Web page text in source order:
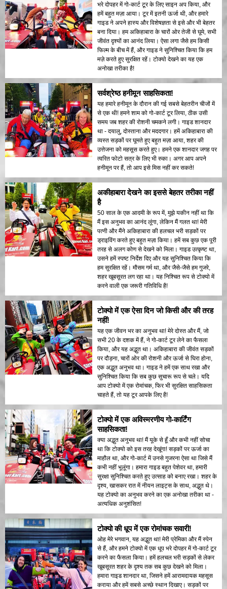
भरे दोपहर में गो-कार्ट टूर के लिए साइन अप किया, और
हमें बहुत मज़ा आया। टूर में इतनी ऊर्जा थी, और हमारे
गाइड ने अपने हास्य और विशेषज्ञता से इसे और भी बेहतर
बना दिया। हम अकिहाबारा के चारों ओर तेजी से घूमे, सभी
जीवंत दृश्यों का आनंद लिया। ऐसा लगा जैसे हम किसी
फिल्म के बीच में हैं, और गाइड ने सुनिश्चित किया कि हम
मज़े करते हुए सुरक्षित रहें। टोक्यो देखने का यह एक
अनोखा तरीका है!
सर्वश्रेष्ठ हनीमून साहसिकता!
यह हमारे हनीमून के दौरान की गई सबसे बेहतरीन चीजों में
से एक थी! हमने शाम को गो-कार्ट टूर लिया, ठीक उसी
समय जब शहर की रोशनी चमकने लगी। गाइड शानदार
था - दयालु, दोस्ताना और मददगार। हमें अकिहाबारा की
व्यस्त सड़कों पर घूमते हुए बहुत मज़ा आया, शहर की
उत्तेजना को महसूस करते हुए। हमने एक शानदार जगह पर
त्वरित फोटो सत्र के लिए भी रुका। अगर आप अपने
हनीमून पर हैं, तो आप इसे मिस नहीं कर सकते!
अकीहाबारा देखने का इससे बेहतर तरीका नहीं
है
50 साल के एक आदमी के रूप में, मुझे यकीन नहीं था कि
मैं इस अनुभव का आनंद लूंगा, लेकिन मैं गलत था! मेरी
पत्नी और मैंने अकिहाबारा की हलचल भरी सड़कों पर
ड्राइविंग करते हुए बहुत मज़ा किया। हमें सब कुछ एक पूरी
तरह से अलग कोण से देखने को मिला। गाइड उत्कृष्ट था,
उसने हमें स्पष्ट निर्देश दिए और यह सुनिश्चित किया कि
हम सुरक्षित रहें। मौसम गर्म था, और जैसे-जैसे हम गुजरे,
शहर खूबसूरत लग रहा था। यह निश्चित रूप से टोक्यो में
करने वाली एक जरूरी गतिविधि है!
टोक्यो में एक ऐसा दिन जो किसी और की तरह
नहीं!
यह एक जीवन भर का अनुभव था! मेरे दोस्त और मैं, जो
सभी 20 के दशक में हैं, ने गो-कार्ट टूर लेने का फैसला
किया, और यह अद्भुत था। अकिहाबारा की जीवंत सड़कों
पर दौड़ना, चारों ओर की रोशनी और ऊर्जा से घिरा होना,
एक अद्भुत अनुभव था। गाइड ने हमें एक साथ रखा और
सुनिश्चित किया कि सब कुछ सुचारू रूप से चले। यदि
आप टोक्यो में एक रोमांचक, फिर भी सुरक्षित साहसिकता
चाहते हैं, तो यह टूर आपके लिए है!
टोक्यो में एक अविस्मरणीय गो-कार्टिंग
साहसिकता!
क्या अद्भुत अनुभव था! मैं यूके से हूँ और कभी नहीं सोचा
था कि टोक्यो को इस तरह देखूंगा! सड़कों पर ऊर्जा का
माहौल था, और गो-कार्ट में उनसे गुजरना ऐसा था जिसे मैं
कभी नहीं भूलूंगा। हमारा गाइड बहुत पेशेवर था, हमारी
सुरक्षा सुनिश्चित करते हुए उत्साह को बनाए रखा। शहर के
दृश्य, खासकर रात में नीयन लाइट्स के साथ, अद्भुत थे।
यह टोक्यो का अनुभव करने का एक अनोखा तरीका था -
अत्यधिक अनुशंसित!
टोक्यो की धूप में एक रोमांचक सवारी!
ओह मेरे भगवान, यह अद्भुत था! मेरी प्रेमिका और मैं स्पेन
से हैं, और हमने टोक्यो में एक धूप भरे दोपहर में गो-कार्ट टूर
करने का फैसला किया। हमें हलचल भरी सड़कों से लेकर
खूबसूरत शहर के दृश्य तक सब कुछ देखने को मिला।
हमारा गाइड शानदार था, जिसने हमें आरामदायक महसूस
कराया और हमें सबसे अच्छे स्थान दिखाए। सड़कों पर